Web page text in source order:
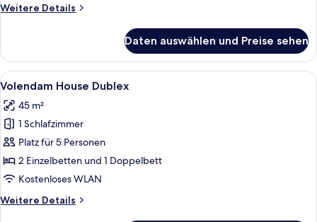
anzeigen
Weitere Details
Weitere
Suite
Room
/
Bedroom
Daten auswählen und Preise sehen
Alle
Fotos
für
Volendam
House
Dublex
anzeigen
Volendam House Dublex |
9
Volendam House Dublex
45 m²
1 Schlafzimmer
Platz für 5 Personen
2 Einzelbetten und 1 Doppelbett
Kostenloses WLAN
Weitere Details
Weitere